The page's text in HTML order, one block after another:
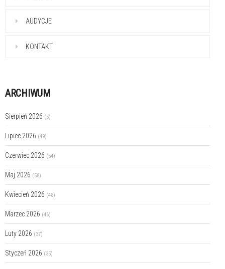
AUDYCJE
KONTAKT
ARCHIWUM
Sierpień 2026 (5)
Lipiec 2026 (49)
Czerwiec 2026 (54)
Maj 2026 (58)
Kwiecień 2026 (48)
Marzec 2026 (46)
Luty 2026 (37)
Styczeń 2026 (35)